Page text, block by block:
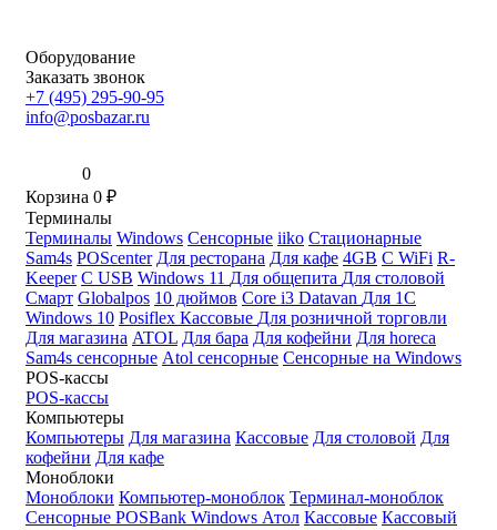
Оборудование
Заказать звонок
+7 (495) 295-90-95
info@posbazar.ru
0
Корзина 0 ₽
Терминалы
Терминалы Windows Сенсорные iiko Стационарные
Sam4s POScenter Для ресторана Для кафе 4GB С WiFi R-
Keeper С USB Windows 11 Для общепита Для столовой
Смарт Globalpos 10 дюймов Core i3 Datavan Для 1С
Windows 10 Posiflex Кассовые Для розничной торговли
Для магазина ATOL Для бара Для кофейни Для horeca
Sam4s сенсорные Atol сенсорные Сенсорные на Windows
POS-кассы
POS-кассы
Компьютеры
Компьютеры Для магазина Кассовые Для столовой Для
кофейни Для кафе
Моноблоки
Моноблоки Компьютер-моноблок Терминал-моноблок
Сенсорные POSBank Windows Атол Кассовые Кассовый